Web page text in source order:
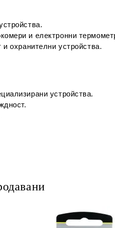
и електронни
охранителни устройства.
устройства.